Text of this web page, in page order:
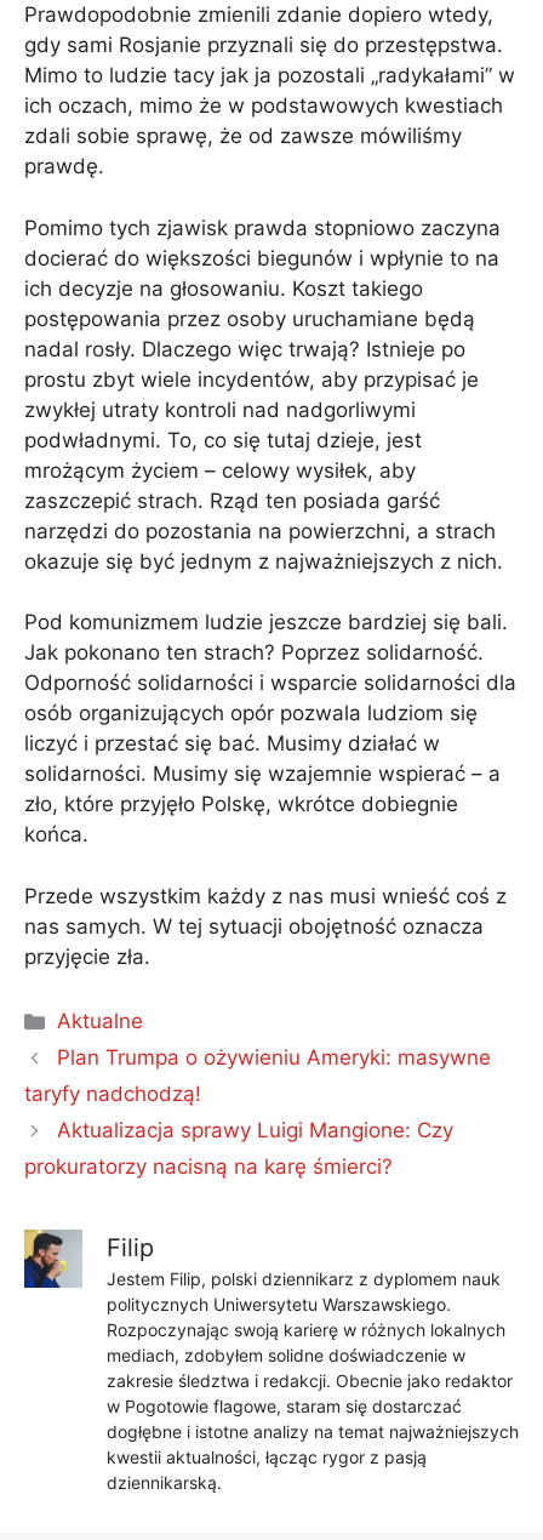
Prawdopodobnie zmienili zdanie dopiero wtedy,
gdy sami Rosjanie przyznali się do przestępstwa.
Mimo to ludzie tacy jak ja pozostali „radykałami” w
ich oczach, mimo że w podstawowych kwestiach
zdali sobie sprawę, że od zawsze mówiliśmy
prawdę.
Pomimo tych zjawisk prawda stopniowo zaczyna
docierać do większości biegunów i wpłynie to na
ich decyzje na głosowaniu. Koszt takiego
postępowania przez osoby uruchamiane będą
nadal rosły. Dlaczego więc trwają? Istnieje po
prostu zbyt wiele incydentów, aby przypisać je
zwykłej utraty kontroli nad nadgorliwymi
podwładnymi. To, co się tutaj dzieje, jest
mrożącym życiem – celowy wysiłek, aby
zaszczepić strach. Rząd ten posiada garść
narzędzi do pozostania na powierzchni, a strach
okazuje się być jednym z najważniejszych z nich.
Pod komunizmem ludzie jeszcze bardziej się bali.
Jak pokonano ten strach? Poprzez solidarność.
Odporność solidarności i wsparcie solidarności dla
osób organizujących opór pozwala ludziom się
liczyć i przestać się bać. Musimy działać w
solidarności. Musimy się wzajemnie wspierać – a
zło, które przyjęło Polskę, wkrótce dobiegnie
końca.
Przede wszystkim każdy z nas musi wnieść coś z
nas samych. W tej sytuacji obojętność oznacza
przyjęcie zła.
Kategorie
Aktualne
Plan Trumpa o ożywieniu Ameryki: masywne
taryfy nadchodzą!
Aktualizacja sprawy Luigi Mangione: Czy
prokuratorzy nacisną na karę śmierci?
Filip
Jestem Filip, polski dziennikarz z dyplomem nauk
politycznych Uniwersytetu Warszawskiego.
Rozpoczynając swoją karierę w różnych lokalnych
mediach, zdobyłem solidne doświadczenie w
zakresie śledztwa i redakcji. Obecnie jako redaktor
w Pogotowie flagowe, staram się dostarczać
dogłębne i istotne analizy na temat najważniejszych
kwestii aktualności, łącząc rygor z pasją
dziennikarską.